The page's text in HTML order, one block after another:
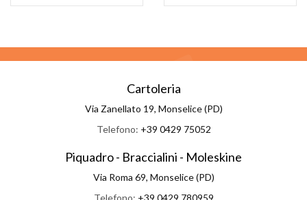
Cartoleria
Via Zanellato 19, Monselice (PD)
Telefono: +39 0429 75052
Piquadro - Braccialini - Moleskine
Via Roma 69, Monselice (PD)
Telefono: +39 0429 780959